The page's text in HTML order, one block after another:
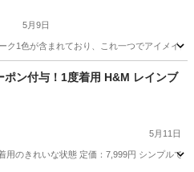
5月9日
ク1色が含まれており、これ一つでアイメイ
化粧品 オレンジ
ポン付与！1度着用 H&M レインブ
5月11日
用のきれいな状態 定価：7,999円 シンプル